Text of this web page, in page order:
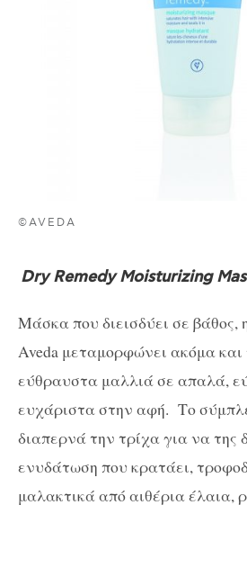
©AVEDA
Dry Remedy Moisturizing
Μάσκα που διεισδύει σε βάθος,
Aveda μεταμορφώνει ακόμα και
εύθραυστα μαλλιά σε απαλά,
ευχάριστα στην αφή. Το
διαπερνά την τρίχα για να της
ενυδάτωση που κρατάει,
μαλακτικά από αιθέρια έλαια,